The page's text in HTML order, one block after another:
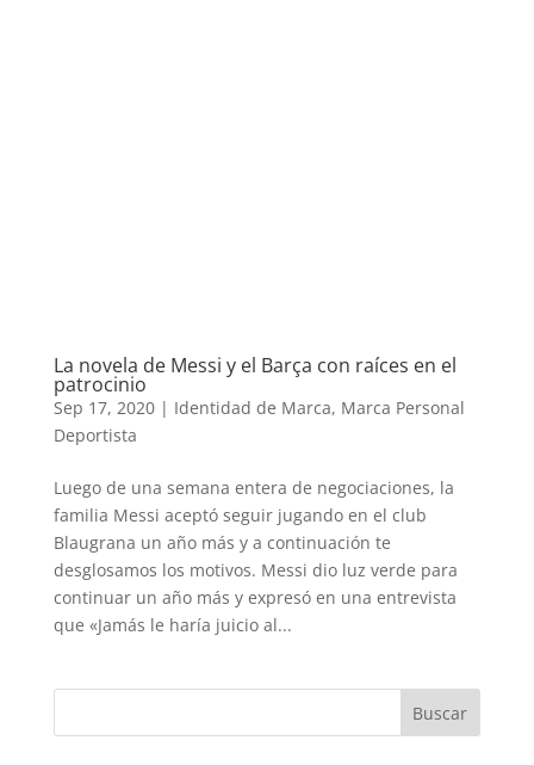
La novela de Messi y el Barça con raíces en el
patrocinio
Sep 17, 2020| Identidad de Marca, Marca Personal
Deportista
Luego de una semana entera de negociaciones, la
familia Messi aceptó seguir jugando en el club
Blaugrana un año más y a continuación te
desglosamos los motivos. Messi dio luz verde para
continuar un año más y expresó en una entrevista
que «Jamás le haría juicio al...